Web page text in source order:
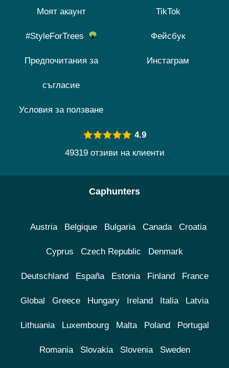
Моят акаунт
#StyleForTrees
Предпочитания за
съгласие
Условия за ползване
TikTok
Фейсбук
Инстаграм
4.9
49319 отзиви на клиенти
Caphunters
Austria Belgique Bulgaria Canada Croatia
Cyprus Czech Republic Denmark
Deutschland España Estonia Finland France
Global Greece Hungary Ireland Italia Latvia
Lithuania Luxembourg Malta Poland Portugal
Romania Slovakia Slovenia Sweden